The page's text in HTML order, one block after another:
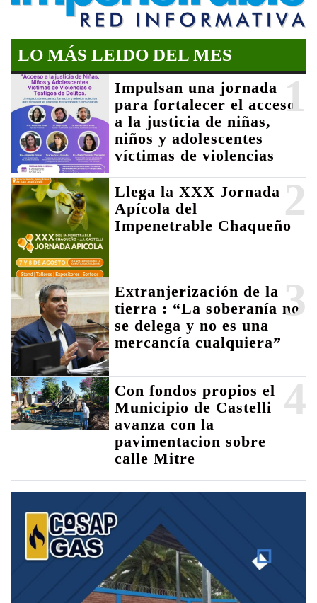
LO MÁS LEIDO DEL MES
1
Impulsan una jornada
para fortalecer el acceso
a la justicia de niñas,
niños y adolescentes
víctimas de violencias
2
Llega la XXX Jornada
Apícola del
Impenetrable Chaqueño
3
Extranjerización de la
tierra : “La soberanía no
se delega y no es una
mercancía cualquiera”
4
Con fondos propios el
Municipio de Castelli
avanza con la
pavimentacion sobre
calle Mitre